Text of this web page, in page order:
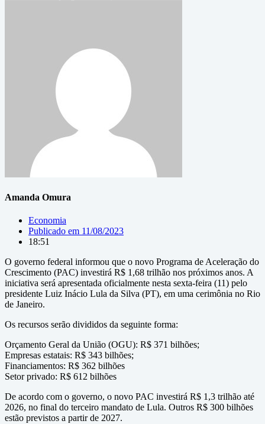
Amanda Omura
Economia
Publicado em 11/08/2023
18:51
O governo federal informou que o novo Programa de Aceleração do
Crescimento (PAC) investirá R$ 1,68 trilhão nos próximos anos. A
iniciativa será apresentada oficialmente nesta sexta-feira (11) pelo
presidente Luiz Inácio Lula da Silva (PT), em uma cerimônia no Rio
de Janeiro.
Os recursos serão divididos da seguinte forma:
Orçamento Geral da União (OGU): R$ 371 bilhões;
Empresas estatais: R$ 343 bilhões;
Financiamentos: R$ 362 bilhões
Setor privado: R$ 612 bilhões
De acordo com o governo, o novo PAC investirá R$ 1,3 trilhão até
2026, no final do terceiro mandato de Lula. Outros R$ 300 bilhões
estão previstos a partir de 2027.